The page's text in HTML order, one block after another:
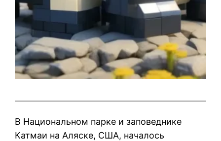
В Национальном парке и заповеднике
Катмаи на Аляске, США, началось